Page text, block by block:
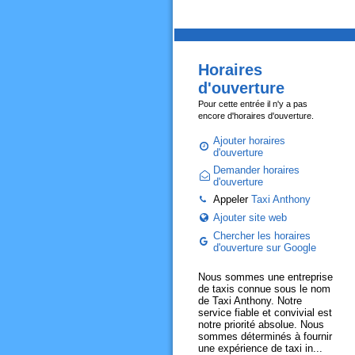
Horaires
d'ouverture
Pour cette entrée il n'y a pas
encore d'horaires d'ouverture.
Ajouter horaires
d'ouverture
Demander horaires
d'ouverture
Appeler Taxi Anthony
Ajouter site web
Chercher les horaires
d'ouverture sur Google
Nous sommes une entreprise
de taxis connue sous le nom
de Taxi Anthony. Notre
service fiable et convivial est
notre priorité absolue. Nous
sommes déterminés à fournir
une expérience de taxi in...